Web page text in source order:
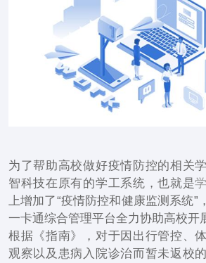
为了帮助高校做好疫情防控的相关
智科技在原有的学工系统，也就是
上增加了“疫情防控和健康监测系统”
一卡通综合管理平台全力协助高校开
根据《指南》，对于因出行管控、
观察以及患病入院诊治而暂未返校